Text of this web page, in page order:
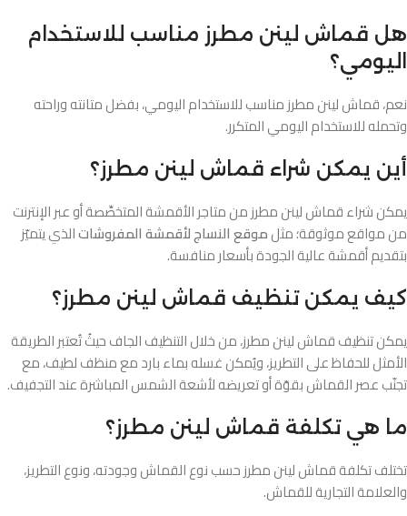
هل قماش لينن مطرز مناسب للاستخدام
اليومي؟
نعم، قماش لينن مطرز مناسب للاستخدام اليومي، بفضل متانته وراحته
وتحمله للاستخدام اليومي المتكرر.
أين يمكن شراء قماش لينن مطرز؟
يمكن شراء قماش لينن مطرز من متاجر الأقمشة المتخصِّصة أو عبر الإنترنت
من مواقع موثوقة؛ مثلموقع النساج لأقمشة المفروشاتالذي يتميّز
بتقديم أقمشة عالية الجودة بأسعار منافسة.
كيف يمكن تنظيف قماش لينن مطرز؟
يمكن تنظيف قماش لينن مطرز، من خلال التنظيف الجاف حيثُ تُعتبر الطريقة
الأمثل للحفاظ على التطريز، ويُمكن غسله بماء بارد مع منظف لطيف، مع
تجنّب عصر القماش بقوّة أو تعريضه لأشعة الشمس المباشرة عند التجفيف.
ما هي تكلفة قماش لينن مطرز؟
تختلف تكلفة قماش لينن مطرز حسب نوع القماش وجودته، ونوع التطريز،
والعلامة التجارية للقماش.